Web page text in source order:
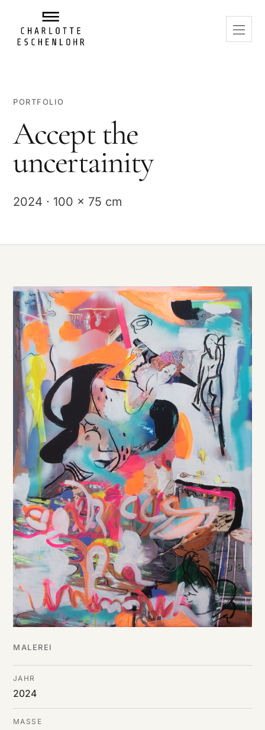
PORTFOLIO
Accept the
uncertainity
2024 · 100 x 75 cm
MALEREI
JAHR
2024
MASSE